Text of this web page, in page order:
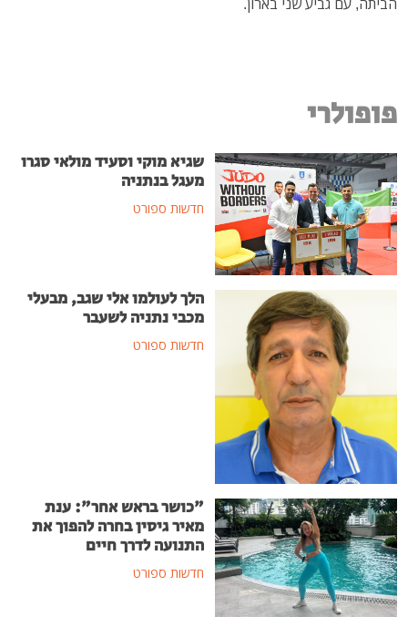
הביתה, עם גביע שני בארון.
פופולרי
שגיא מוקי וסעיד מולאי סגרו
מעגל בנתניה
חדשות ספורט
הלך לעולמו אלי שגב, מבעלי
מכבי נתניה לשעבר
חדשות ספורט
"כושר בראש אחר": ענת
מאיר גיסין בחרה להפוך את
התנועה לדרך חיים
חדשות ספורט